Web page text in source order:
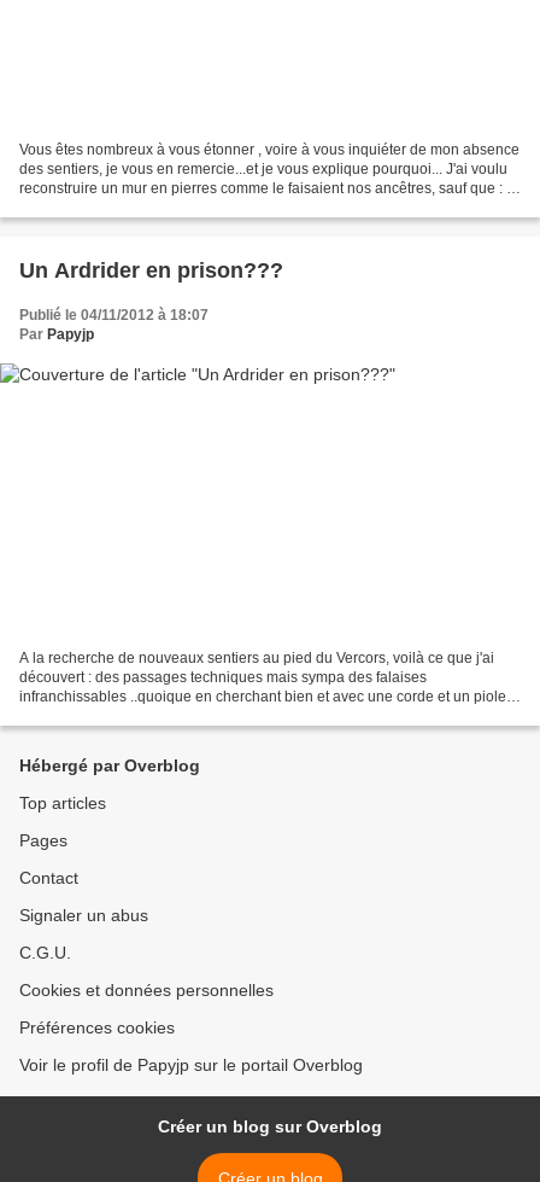
Vous êtes nombreux à vous étonner , voire à vous inquiéter de mon absence
des sentiers, je vous en remercie...et je vous explique pourquoi... J'ai voulu
reconstruire un mur en pierres comme le faisaient nos ancêtres, sauf que : ils
Un Ardrider en prison???
Publié le 04/11/2012 à 18:07
Par Papyjp
A la recherche de nouveaux sentiers au pied du Vercors, voilà ce que j'ai
découvert : des passages techniques mais sympa des falaises
infranchissables ..quoique en cherchant bien et avec une corde et un piolet
Hébergé par Overblog
Top articles
Pages
Contact
Signaler un abus
C.G.U.
Cookies et données personnelles
Préférences cookies
Voir le profil de Papyjp sur le portail Overblog
Créer un blog sur Overblog